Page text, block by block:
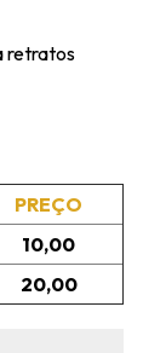
retratos
PREÇO
10,00
20,00